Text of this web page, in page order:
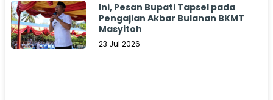
Ini, Pesan Bupati Tapsel pada
Pengajian Akbar Bulanan BKMT
Masyitoh
23 Jul 2026